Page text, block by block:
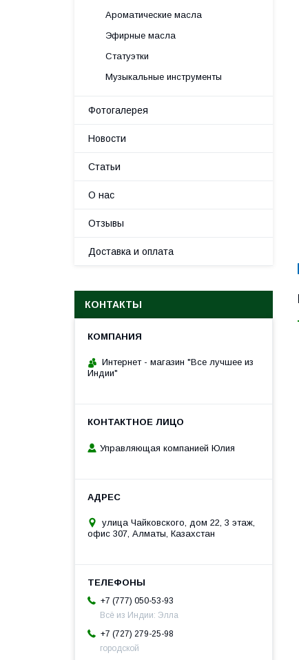
Ароматические масла
Эфирные масла
Статуэтки
Музыкальные инструменты
Фотогалерея
Новости
Статьи
О нас
Отзывы
Доставка и оплата
КОНТАКТЫ
Интернет - магазин "Все лучшее из
Индии"
Управляющая компанией Юлия
улица Чайковского, дом 22, 3 этаж,
офис 307, Алматы, Казахстан
+7 (777) 050-53-93
Всё из Индии: Элла
+7 (727) 279-25-98
городской